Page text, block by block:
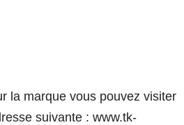
la marque vous pouvez visiter
suivante : www.tk-